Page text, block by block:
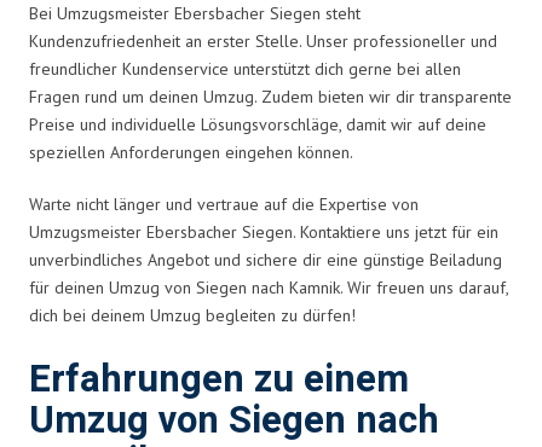
Bei Umzugsmeister Ebersbacher Siegen steht
Kundenzufriedenheit an erster Stelle. Unser professioneller und
freundlicher Kundenservice unterstützt dich gerne bei allen
Fragen rund um deinen Umzug. Zudem bieten wir dir transparente
Preise und individuelle Lösungsvorschläge, damit wir auf deine
speziellen Anforderungen eingehen können.
Warte nicht länger und vertraue auf die Expertise von
Umzugsmeister Ebersbacher Siegen. Kontaktiere uns jetzt für ein
unverbindliches Angebot und sichere dir eine günstige Beiladung
für deinen Umzug von Siegen nach Kamnik. Wir freuen uns darauf,
dich bei deinem Umzug begleiten zu dürfen!
Erfahrungen zu einem
Umzug von Siegen nach